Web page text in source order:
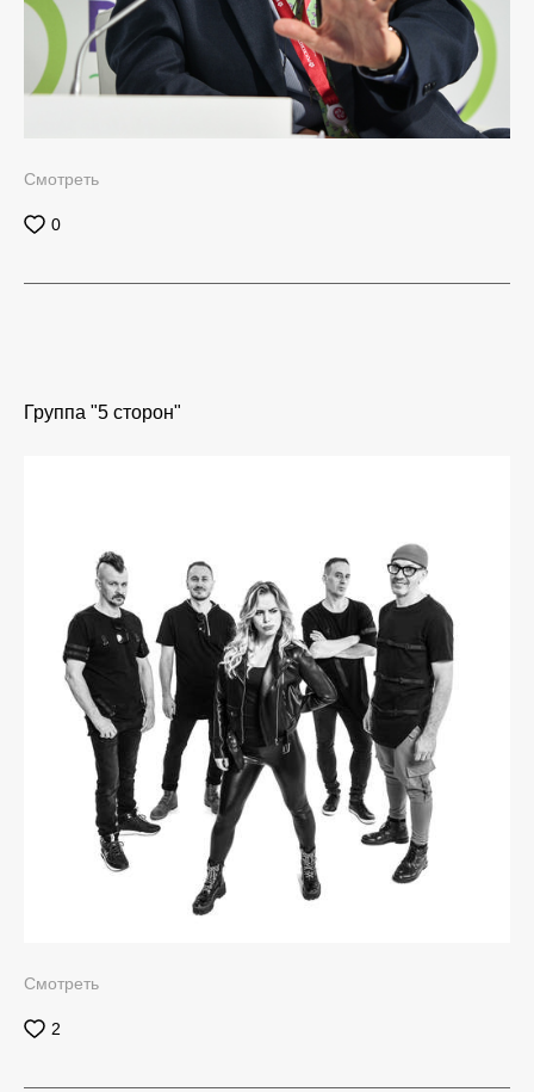
Смотреть
0
Группа "5 сторон"
Смотреть
2